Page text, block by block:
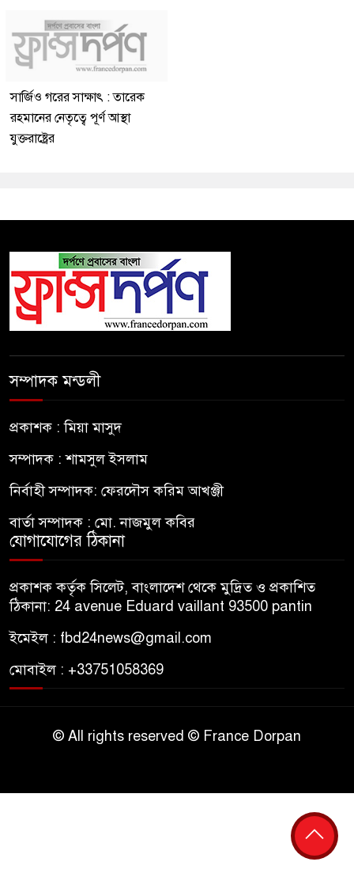
সার্জিও গরের সাক্ষাৎ : তারেক
রহমানের নেতৃত্বে পূর্ণ আস্থা
যুক্তরাষ্ট্রের
সম্পাদক মন্ডলী
প্রকাশক : মিয়া মাসুদ
সম্পাদক : শামসুল ইসলাম
নির্বাহী সম্পাদক: ফেরদৌস করিম আখঞ্জী
বার্তা সম্পাদক : মো. নাজমুল কবির
যোগাযোগের ঠিকানা
প্রকাশক কর্তৃক সিলেট, বাংলাদেশ থেকে মুদ্রিত ও প্রকাশিত
ঠিকানা: 24 avenue Eduard vaillant 93500 pantin
ইমেইল : fbd24news@gmail.com
মোবাইল : +33751058369
© All rights reserved © France Dorpan